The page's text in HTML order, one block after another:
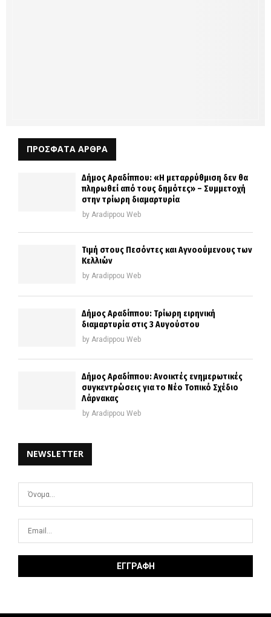
ΠΡΟΣΦΑΤΑ ΑΡΘΡΑ
Δήμος Αραδίππου: «Η μεταρρύθμιση δεν θα
πληρωθεί από τους δημότες» – Συμμετοχή
στην τρίωρη διαμαρτυρία
by Aradippou Web
Τιμή στους Πεσόντες και Αγνοούμενους των
Κελλιών
by Aradippou Web
Δήμος Αραδίππου: Τρίωρη ειρηνική
διαμαρτυρία στις 3 Αυγούστου
by Aradippou Web
Δήμος Αραδίππου: Ανοικτές ενημερωτικές
συγκεντρώσεις για το Νέο Τοπικό Σχέδιο
Λάρνακας
by Aradippou Web
NEWSLETTER